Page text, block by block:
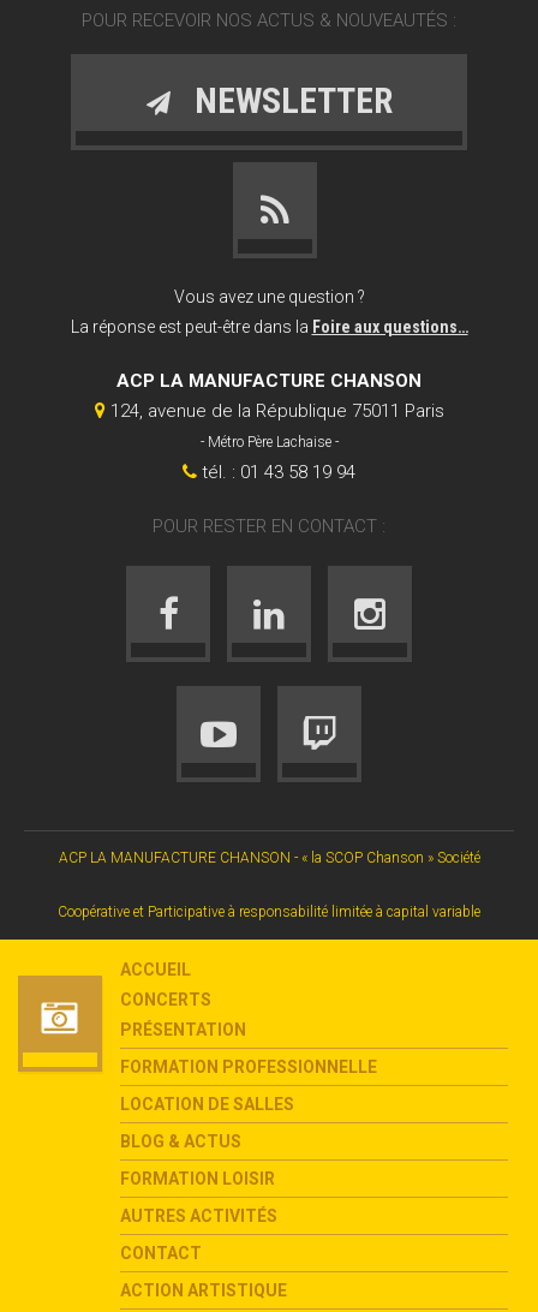
POUR RECEVOIR NOS ACTUS & NOUVEAUTÉS :
NEWSLETTER
Vous avez une question ?
La réponse est peut-être dans la Foire aux questions…
ACP LA MANUFACTURE CHANSON
124, avenue de la République 75011 Paris
- Métro Père Lachaise -
tél. : 01 43 58 19 94
POUR RESTER EN CONTACT :
ACP LA MANUFACTURE CHANSON - « la SCOP Chanson » Société
Coopérative et Participative à responsabilité limitée à capital variable
ACCUEIL
CONCERTS
PRÉSENTATION
FORMATION PROFESSIONNELLE
LOCATION DE SALLES
BLOG & ACTUS
FORMATION LOISIR
AUTRES ACTIVITÉS
CONTACT
ACTION ARTISTIQUE